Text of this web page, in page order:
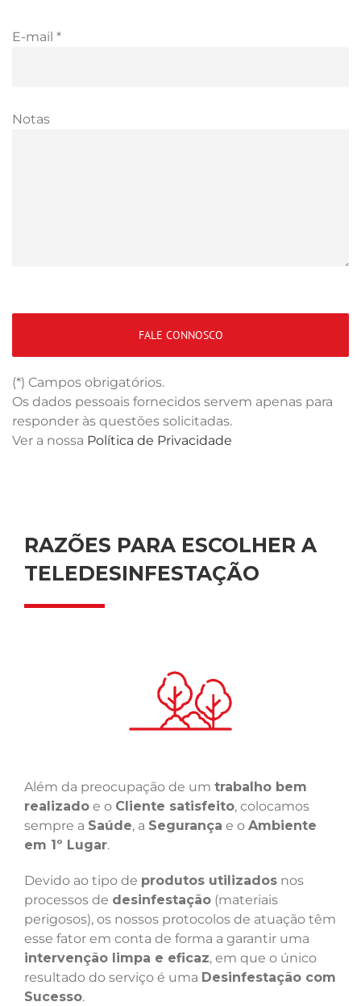
E-mail *
Notas
(*) Campos obrigatórios.
Os dados pessoais fornecidos servem apenas para
responder às questões solicitadas.
Ver a nossa Política de Privacidade
RAZÕES PARA ESCOLHER A
TELEDESINFESTAÇÃO
Além da preocupação de um trabalho bem
realizado e o Cliente satisfeito, colocamos
sempre a Saúde, a Segurança e o Ambiente
em 1º Lugar.
Devido ao tipo de produtos utilizados nos
processos de desinfestação (materiais
perigosos), os nossos protocolos de atuação têm
esse fator em conta de forma a garantir uma
intervenção limpa e eficaz, em que o único
resultado do serviço é uma Desinfestação com
Sucesso.